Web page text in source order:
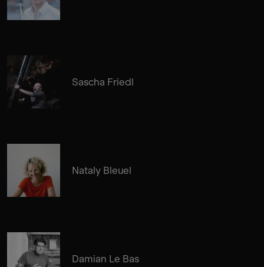
Sascha Friedl
Nataly Bleuel
Damian Le Bas